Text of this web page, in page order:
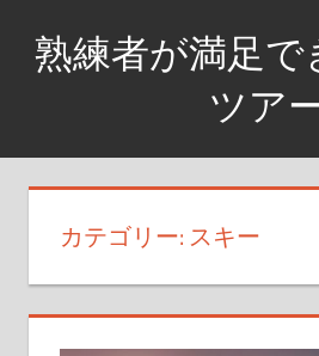
ツ
熟練者が満足
ツア
満
足
カテゴリー: スキー